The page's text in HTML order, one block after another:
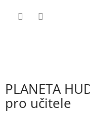
PLANETA
pro učitele